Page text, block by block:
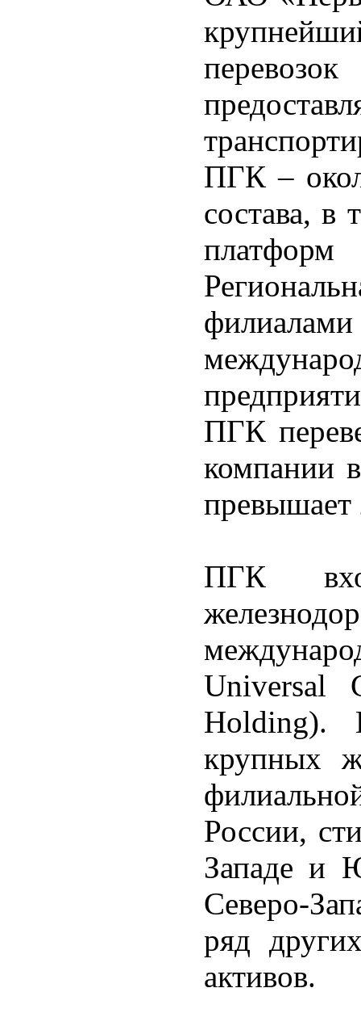
ПГК –
состава, в
ПГК
компании
превышает
ПГК
Universal
Holding).
крупных
России,
Западе и
Северо-
ряд
активов.